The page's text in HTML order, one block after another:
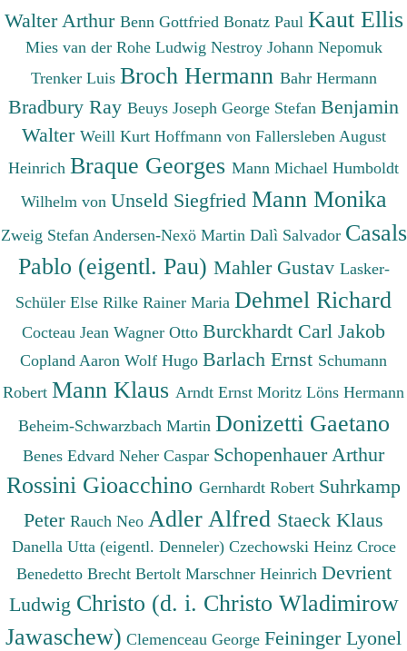
Walter Arthur Benn Gottfried Bonatz Paul Kaut Ellis
Mies van der Rohe Ludwig Nestroy Johann Nepomuk
Trenker Luis Broch Hermann Bahr Hermann
Bradbury Ray Beuys Joseph George Stefan Benjamin
Walter Weill Kurt Hoffmann von Fallersleben August
Heinrich Braque Georges Mann Michael Humboldt
Wilhelm von Unseld Siegfried Mann Monika
Zweig Stefan Andersen-Nexö Martin Dalì Salvador Casals
Pablo (eigentl. Pau) Mahler Gustav Lasker-
Schüler Else Rilke Rainer Maria Dehmel Richard
Cocteau Jean Wagner Otto Burckhardt Carl Jakob
Copland Aaron Wolf Hugo Barlach Ernst Schumann
Robert Mann Klaus Arndt Ernst Moritz Löns Hermann
Beheim-Schwarzbach Martin Donizetti Gaetano
Benes Edvard Neher Caspar Schopenhauer Arthur
Rossini Gioacchino Gernhardt Robert Suhrkamp
Peter Rauch Neo Adler Alfred Staeck Klaus
Danella Utta (eigentl. Denneler) Czechowski Heinz Croce
Benedetto Brecht Bertolt Marschner Heinrich Devrient
Ludwig Christo (d. i. Christo Wladimirow
Jawaschew) Clemenceau George Feininger Lyonel